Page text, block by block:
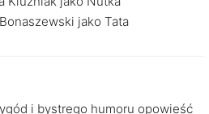
jako Tata
i bystrego humoru opowieść